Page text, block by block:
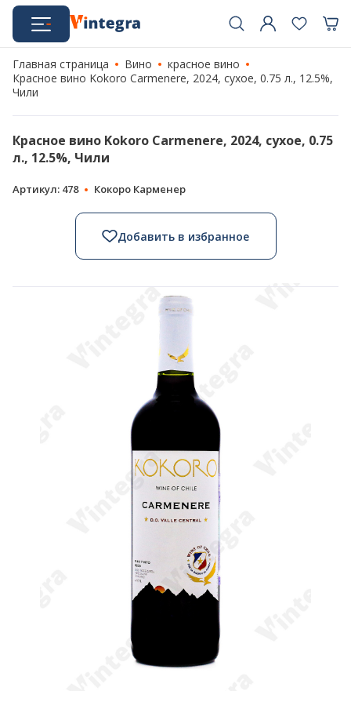
Главная страница Вино
красное вино
Красное вино Kokoro Carmenere, 2024, сухое, 0.75 л., 12.5%,
Чили
Красное вино Kokoro Carmenere, 2024, сухое, 0.75
л., 12.5%, Чили
Артикул: 478 Кокоро Карменер
Добавить в избранное